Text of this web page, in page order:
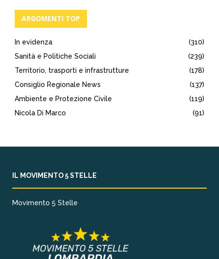
ARGOMENTI TOP
In evidenza
(310)
Sanità e Politiche Sociali
(239)
Territorio, trasporti e infrastrutture
(178)
Consiglio Regionale News
(137)
Ambiente e Protezione Civile
(119)
Nicola Di Marco
(91)
IL MOVIMENTO 5 STELLE
Movimento 5 Stelle